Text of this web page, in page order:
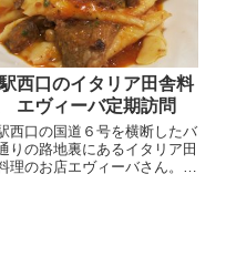
混みます。入口を入ると受付
あ...
西口のイタリア田舎料
エヴィーバ定期訪問
西口の国道６号を横断したバ
りの路地裏にあるイタリア田
理のお店エヴィーバさん。最